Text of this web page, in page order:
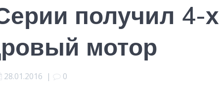
получил 4-х
мотор
28.01.2016 | 0